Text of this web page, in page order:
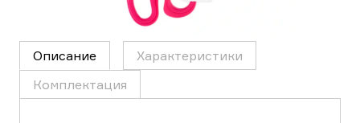
Описание
Характеристики
Комплектация